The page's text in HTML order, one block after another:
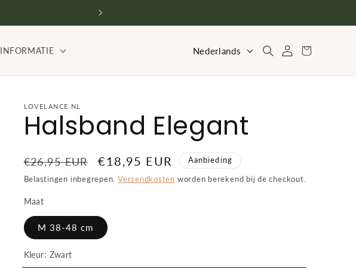
INFORMATIE Nederlands Inloggen
Winkelwagen
LOVELANCE.NL
Halsband Elegant
Normale
prijs
€26,95 EUR Aanbiedingsprijs
€18,95 EUR Aanbieding
Belastingen inbegrepen. Verzendkosten worden berekend bij de checkout.
Maat
M 38-48 cm
Kleur: Zwart